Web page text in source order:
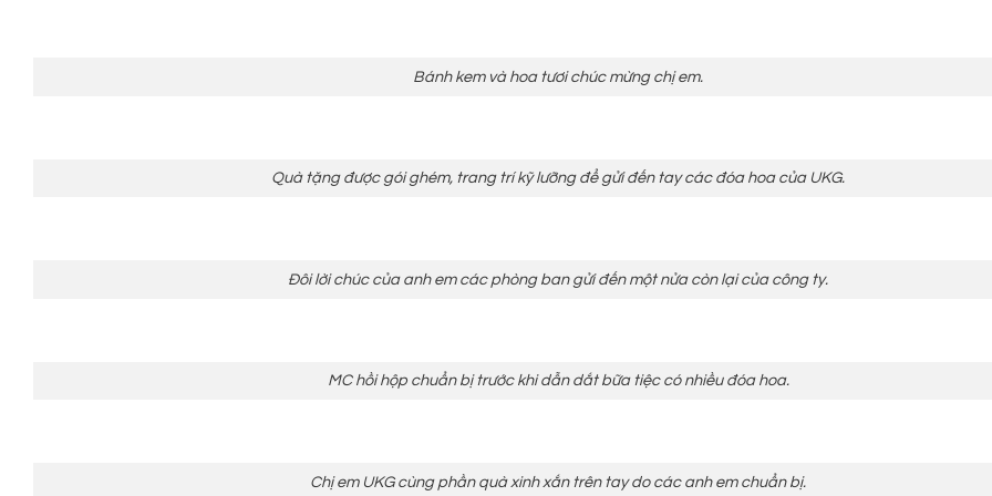
Bánh kem và hoa tươi chúc mừng chị em.
Quà tặng được gói ghém, trang trí kỹ lưỡng để gửi đến tay các đóa hoa của UKG.
Đôi lời chúc của anh em các phòng ban gửi đến một nửa còn lại của công ty.
MC hồi hộp chuẩn bị trước khi dẫn dắt bữa tiệc có nhiều đóa hoa.
Chị em UKG cùng phần quà xinh xắn trên tay do các anh em chuẩn bị.